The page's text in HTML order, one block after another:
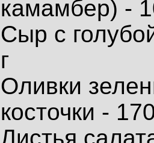
камамбер) -
Сыр с
г
Оливки
косточки -
Листья